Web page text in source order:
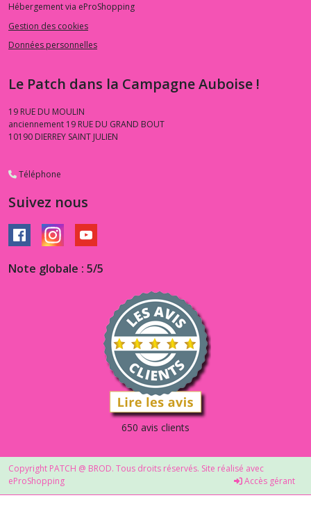
Hébergement via eProShopping
Gestion des cookies
Données personnelles
Le Patch dans la Campagne Auboise !
19 RUE DU MOULIN
anciennement 19 RUE DU GRAND BOUT
10190 DIERREY SAINT JULIEN
Téléphone
Suivez nous
Note globale : 5/5
650 avis clients
Copyright PATCH @ BROD. Tous droits réservés. Site réalisé avec
eProShopping
Accès gérant